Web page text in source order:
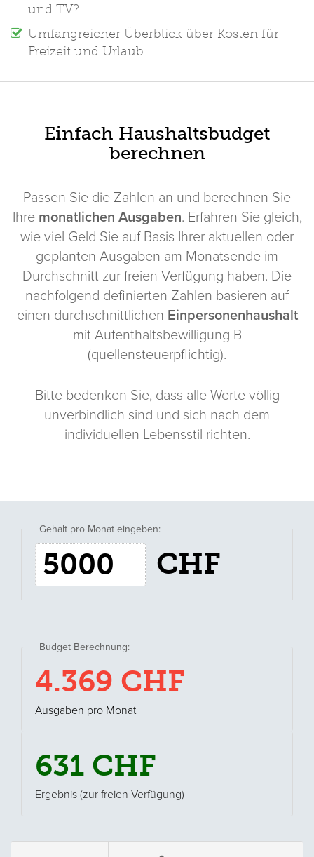
und TV?
Umfangreicher Überblick über Kosten für
Freizeit und Urlaub
Einfach Haushaltsbudget
berechnen
Passen Sie die Zahlen an und berechnen Sie
Ihre monatlichen Ausgaben. Erfahren Sie gleich,
wie viel Geld Sie auf Basis Ihrer aktuellen oder
geplanten Ausgaben am Monatsende im
Durchschnitt zur freien Verfügung haben. Die
nachfolgend definierten Zahlen basieren auf
einen durchschnittlichen Einpersonenhaushalt
mit Aufenthaltsbewilligung B
(quellensteuerpflichtig).
Bitte bedenken Sie, dass alle Werte völlig
unverbindlich sind und sich nach dem
individuellen Lebensstil richten.
Einnahmen
pro
Monat
CHF
4.369 CHF
Ausgaben pro Monat
631 CHF
Ergebnis (zur freien Verfügung)